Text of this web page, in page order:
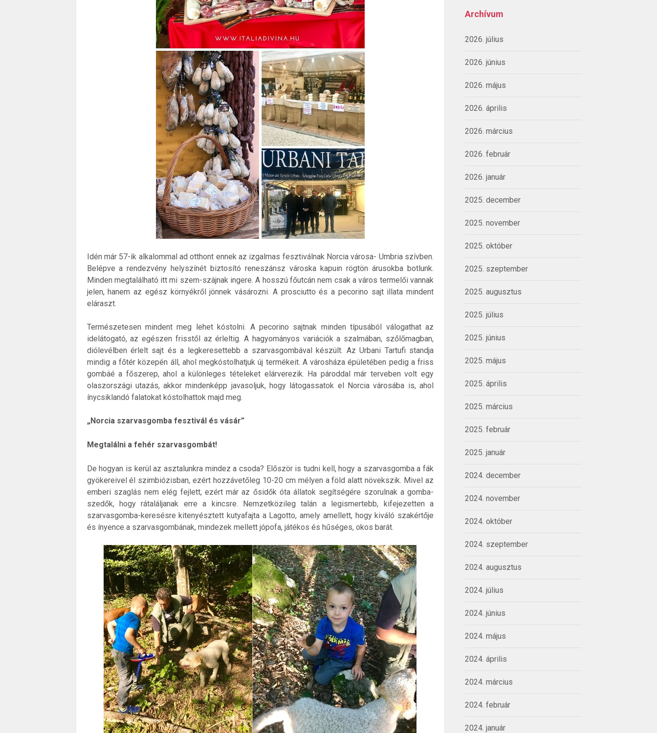
Archívum
2026. július
2026. június
2026. május
2026. április
2026. március
2026. február
2026. január
2025. december
2025. november
2025. október
2025. szeptember
2025. augusztus
2025. július
2025. június
2025. május
2025. április
2025. március
2025. február
2025. január
2024. december
2024. november
2024. október
2024. szeptember
2024. augusztus
2024. július
2024. június
2024. május
2024. április
2024. március
2024. február
2024. január
Idén már 57-ik alkalommal ad otthont ennek az izgalmas fesztiválnak Norcia városa- Umbria szívben.
Belépve a rendezvény helyszínét biztosító reneszánsz városka kapuin rögtön árusokba botlunk.
Minden megtalálható itt mi szem-szájnak ingere. A hosszú főutcán nem csak a város termelői vannak
jelen, hanem az egész környékről jönnek vásározni. A prosciutto és a pecorino sajt illata mindent
eláraszt.
Természetesen mindent meg lehet kóstolni. A pecorino sajtnak minden típusából válogathat az
idelátogató, az egészen frisstől az érleltig. A hagyományos variációk a szalmában, szőlőmagban,
diólevélben érlelt sajt és a legkeresettebb a szarvasgombával készült. Az Urbani Tartufi standja
mindig a főtér közepén áll, ahol megkóstolhatjuk új termékeit. A városháza épületében pedig a friss
gombáé a főszerep, ahol a különleges tételeket elárverezik. Ha pároddal már terveben volt egy
olaszországi utazás, akkor mindenképp javasoljuk, hogy látogassatok el Norcia városába is, ahol
ínycsiklandó falatokat kóstolhattok majd meg.
„Norcia szarvasgomba fesztivál és vásár”
Megtalálni a fehér szarvasgombát!
De hogyan is kerül az asztalunkra mindez a csoda? Először is tudni kell, hogy a szarvasgomba a fák
gyökereivel él szimbiózisban, ezért hozzávetőleg 10-20 cm mélyen a föld alatt növekszik. Mivel az
emberi szaglás nem elég fejlett, ezért már az ősidők óta állatok segítségére szorulnak a gomba-
szedők, hogy rátaláljanak erre a kincsre. Nemzetközileg talán a legismertebb, kifejezetten a
szarvasgomba-keresésre kitenyésztett kutyafajta a Lagotto, amely amellett, hogy kiváló szakértője
és ínyence a szarvasgombának, mindezek mellett jópofa, játékos és hűséges, okos barát.